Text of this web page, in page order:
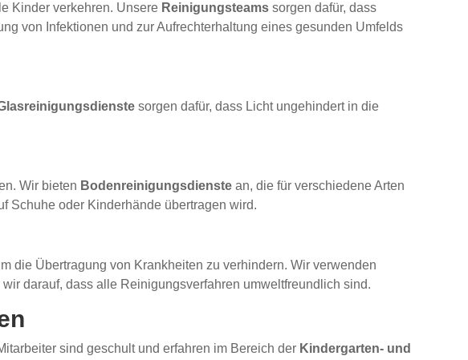
Kinder verkehren. Unsere Reinigungsteams sorgen dafür, dass
von Infektionen und zur Aufrechterhaltung eines gesunden Umfelds
sorgen dafür, dass Licht ungehindert in die
Wir bieten Bodenreinigungsdienste an, die für verschiedene Arten
Schuhe oder Kinderhände übertragen wird.
die Übertragung von Krankheiten zu verhindern. Wir verwenden
darauf, dass alle Reinigungsverfahren umweltfreundlich sind.
sind geschult und erfahren im Bereich der Kindergarten- und